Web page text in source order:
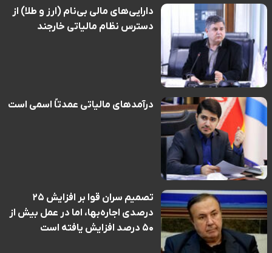
دارایی‌های مالی بی‌نام (ارز و طلا) از
دسترس نظام مالیاتی خارجند
درآمدهای مالیاتی عمدتاً اسمی است
تصمیم سران قوا بر افزایش ۲۵
درصدی اجاره‌بها، اما در عمل بیش از
۵۰ درصد افزایش یافته است